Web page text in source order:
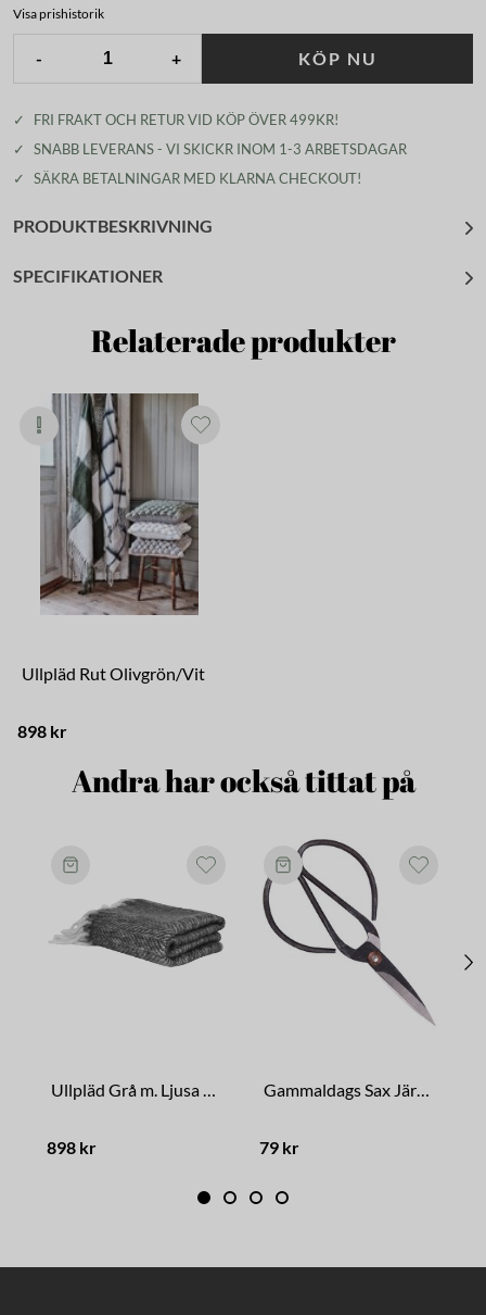
Visa prishistorik
- + KÖP NU
✓
FRI FRAKT OCH RETUR VID KÖP ÖVER 499KR!
✓
SNABB LEVERANS - VI SKICKR INOM 1-3 ARBETSDAGAR
✓
SÄKRA BETALNINGAR MED KLARNA CHECKOUT!
PRODUKTBESKRIVNING
SPECIFIKATIONER
Relaterade produkter
Ullpläd Rut Olivgrön/Vit
898 kr
Andra har också tittat på
Ullpläd Grå m. Ljusa Fransar
898 kr
Gammaldags Sax Järn Stor
79 kr